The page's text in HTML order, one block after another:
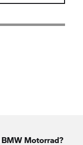
BMW Motorrad?